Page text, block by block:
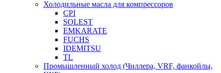
Холодильные масла для компрессоров
CPI
SOLEST
EMKARATE
FUCHS
IDEMITSU
TL
Промышленный холод (Чиллера, VRF, фанкойлы,